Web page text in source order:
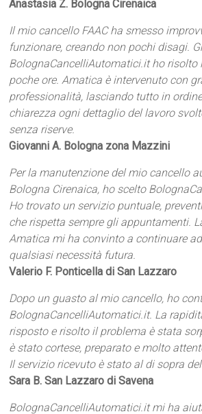
Anastasia Z. Bologna Cirenaica
Il mio cancello FAAC ha smesso
funzionare, creando non pochi disagi.
BolognaCancelliAutomatici.it ho risolto
poche ore. Amatica è intervenuto con
professionalità, lasciando tutto in
chiarezza ogni dettaglio del lavoro
senza riserve.
Giovanni A. Bologna zona Mazzini
Per la manutenzione del mio cancello
Bologna Cirenaica, ho scelto
Ho trovato un servizio puntuale,
che rispetta sempre gli appuntamenti.
Amatica mi ha convinto a continuare
qualsiasi necessità futura.
Valerio F. Ponticella di San Lazzaro
Dopo un guasto al mio cancello, ho
BolognaCancelliAutomatici.it. La
risposto e risolto il problema è stata
è stato cortese, preparato e molto
Il servizio ricevuto è stato al di sopra
Sara B. San Lazzaro di Savena
BolognaCancelliAutomatici.it mi ha